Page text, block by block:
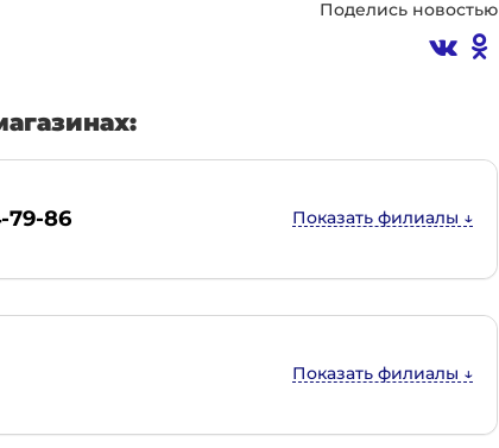
Поделись новостью
79-86